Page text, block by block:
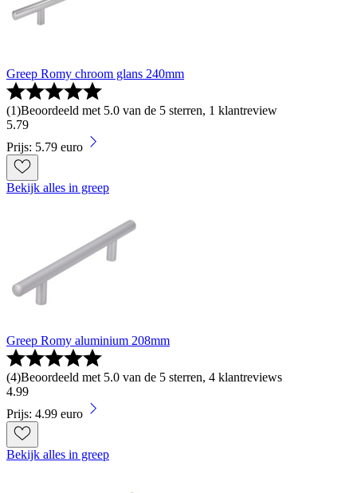
Greep Romy chroom glans 240mm
(1)Beoordeeld met 5.0 van de 5 sterren, 1 klantreview
5.79
Prijs: 5.79 euro
Bekijk alles in greep
Greep Romy aluminium 208mm
(4)Beoordeeld met 5.0 van de 5 sterren, 4 klantreviews
4.99
Prijs: 4.99 euro
Bekijk alles in greep